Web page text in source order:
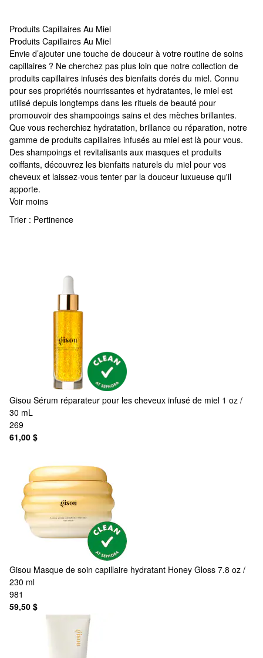
Produits Capillaires Au Miel
Produits Capillaires Au Miel
Produits Capillaires Au Miel
Envie d’ajouter une touche de douceur à votre routine de soins
capillaires ? Ne cherchez pas plus loin que notre collection de
produits capillaires infusés des bienfaits dorés du miel. Connu
pour ses propriétés nourrissantes et hydratantes, le miel est
utilisé depuis longtemps dans les rituels de beauté pour
promouvoir des shampooings sains et des mèches brillantes.
Que vous recherchiez hydratation, brillance ou réparation, notre
gamme de produits capillaires infusés au miel est là pour vous.
Des shampoings et revitalisants aux masques et produits
coiffants, découvrez les bienfaits naturels du miel pour vos
cheveux et laissez-vous tenter par la douceur luxueuse qu'il
apporte.
Voir moins
Trier : Pertinence
Gisou Sérum réparateur pour les cheveux infusé de miel 1 oz /
30 mL
269
61,00 $
Gisou Masque de soin capillaire hydratant Honey Gloss 7.8 oz /
230 ml
981
59,50 $